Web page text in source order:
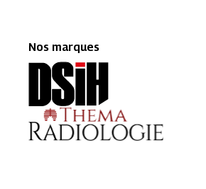
Nos marques